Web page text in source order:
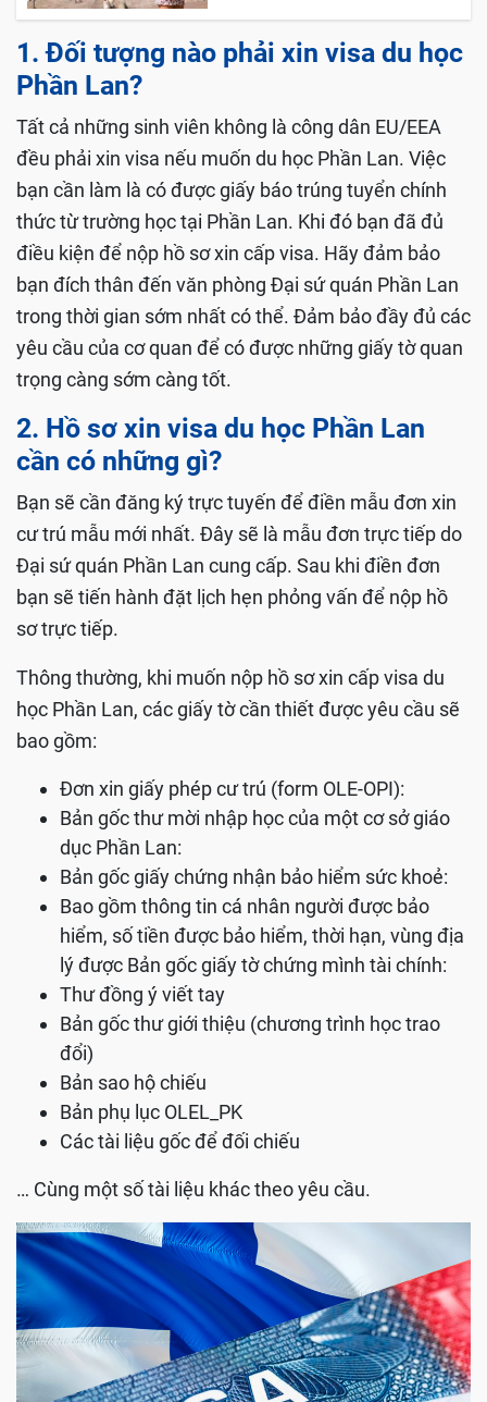
1. Đối tượng nào phải xin visa du học
Phần Lan?
Tất cả những sinh viên không là công dân EU/EEA
đều phải xin visa nếu muốn du học Phần Lan. Việc
bạn cần làm là có được giấy báo trúng tuyển chính
thức từ trường học tại Phần Lan. Khi đó bạn đã đủ
điều kiện để nộp hồ sơ xin cấp visa. Hãy đảm bảo
bạn đích thân đến văn phòng Đại sứ quán Phần Lan
trong thời gian sớm nhất có thể. Đảm bảo đầy đủ các
yêu cầu của cơ quan để có được những giấy tờ quan
trọng càng sớm càng tốt.
2. Hồ sơ xin visa du học Phần Lan
cần có những gì?
Bạn sẽ cần đăng ký trực tuyến để điền mẫu đơn xin
cư trú mẫu mới nhất. Đây sẽ là mẫu đơn trực tiếp do
Đại sứ quán Phần Lan cung cấp. Sau khi điền đơn
bạn sẽ tiến hành đặt lịch hẹn phỏng vấn để nộp hồ
sơ trực tiếp.
Thông thường, khi muốn nộp hồ sơ xin cấp visa du
học Phần Lan, các giấy tờ cần thiết được yêu cầu sẽ
bao gồm:
Đơn xin giấy phép cư trú (form OLE-OPI):
Bản gốc thư mời nhập học của một cơ sở giáo
dục Phần Lan:
Bản gốc giấy chứng nhận bảo hiểm sức khoẻ:
Bao gồm thông tin cá nhân người được bảo
hiểm, số tiền được bảo hiểm, thời hạn, vùng địa
lý được Bản gốc giấy tờ chứng mình tài chính:
Thư đồng ý viết tay
Bản gốc thư giới thiệu (chương trình học trao
đổi)
Bản sao hộ chiếu
Bản phụ lục OLEL_PK
Các tài liệu gốc để đối chiếu
… Cùng một số tài liệu khác theo yêu cầu.